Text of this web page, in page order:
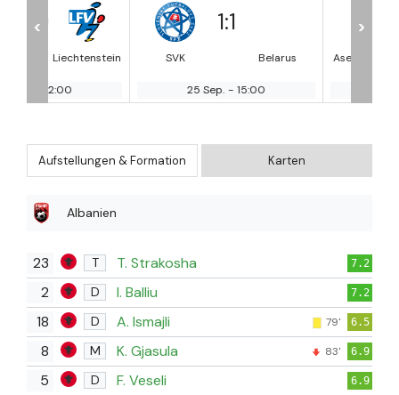
SVK Belarus
Aserbaidsch
< >
Aufstellungen & Formation Karten
Albanien
23 T T. Strakosha 7.2
2 D I. Balliu 7.2
18 D A. Ismajli 79' 6.5
8 M K. Gjasula 83' 6.9
5 D F. Veseli 6.9